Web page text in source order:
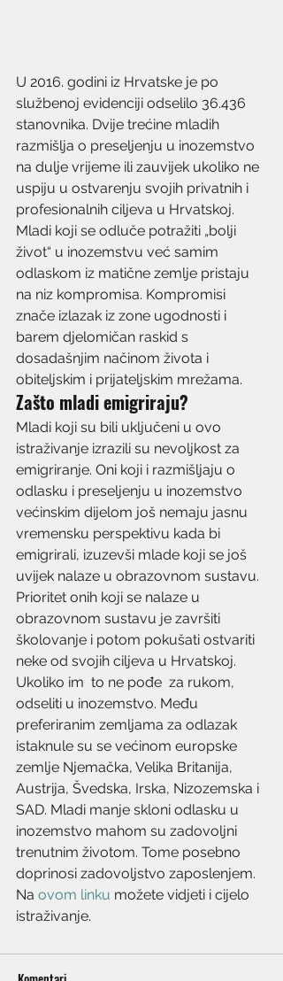
U 2016. godini iz Hrvatske je po
službenoj evidenciji odselilo 36.436
stanovnika. Dvije trećine mladih
razmišlja o preseljenju u inozemstvo
na dulje vrijeme ili zauvijek ukoliko ne
uspiju u ostvarenju svojih privatnih i
profesionalnih ciljeva u Hrvatskoj.
Mladi koji se odluče potražiti „bolji
život“ u inozemstvu već samim
odlaskom iz matične zemlje pristaju
na niz kompromisa. Kompromisi
znače izlazak iz zone ugodnosti i
barem djelomičan raskid s
dosadašnjim načinom života i
obiteljskim i prijateljskim mrežama.
Zašto mladi emigriraju?
Mladi koji su bili uključeni u ovo
istraživanje izrazili su nevoljkost za
emigriranje. Oni koji i razmišljaju o
odlasku i preseljenju u inozemstvo
većinskim dijelom još nemaju jasnu
vremensku perspektivu kada bi
emigrirali, izuzevši mlade koji se još
uvijek nalaze u obrazovnom sustavu.
Prioritet onih koji se nalaze u
obrazovnom sustavu je završiti
školovanje i potom pokušati ostvariti
neke od svojih ciljeva u Hrvatskoj.
Ukoliko im  to ne pođe  za rukom,
odseliti u inozemstvo. Među
preferiranim zemljama za odlazak
istaknule su se većinom europske
zemlje Njemačka, Velika Britanija,
Austrija, Švedska, Irska, Nizozemska i
SAD. Mladi manje skloni odlasku u
inozemstvo mahom su zadovoljni
trenutnim životom. Tome posebno
doprinosi zadovoljstvo zaposlenjem.
Na ovom linku možete vidjeti i cijelo
istraživanje.